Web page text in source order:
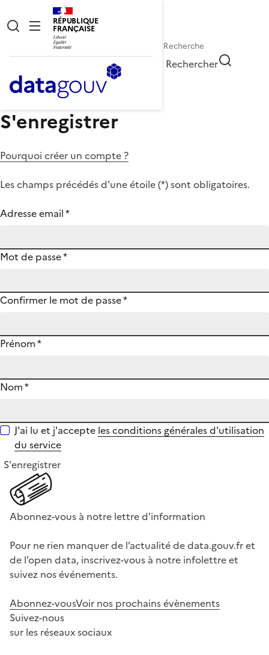
RÉPUBLIQUE
FRANÇAISE
Rechercher
S'enregistrer
Pourquoi créer un compte ?
Les champs précédés d'une étoile (*) sont obligatoires.
Adresse email*
Mot de passe*
Confirmer le mot de passe*
Prénom*
Nom*
J'ai lu et j'accepte les conditions générales d'utilisation
du service
S'enregistrer
Abonnez-vous à notre lettre d'information
Pour ne rien manquer de l’actualité de data.gouv.fr et
de l’open data, inscrivez-vous à notre infolettre et
suivez nos événements.
Abonnez-vousVoir nos prochains évènements
Suivez-nous
sur les réseaux sociaux